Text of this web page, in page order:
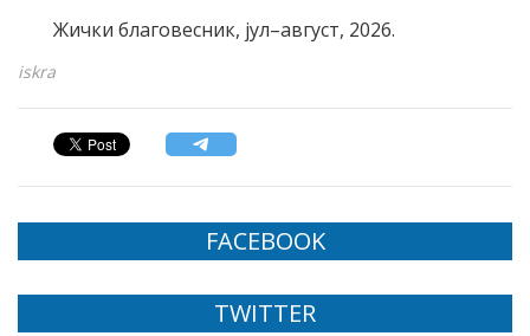
Жички благовесник, јул–август, 2026.
iskra
FACEBOOK
TWITTER